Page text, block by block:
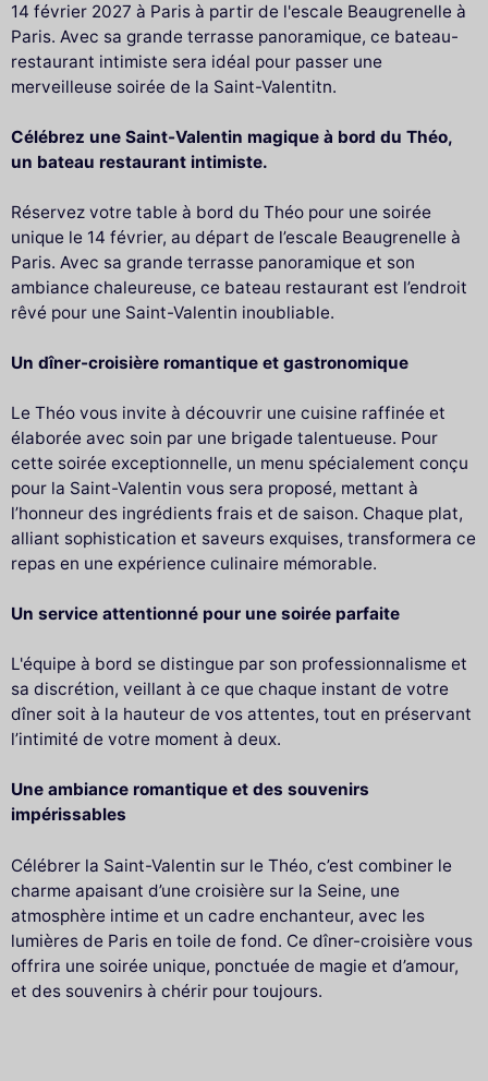
14 février 2027 à Paris à partir de l'escale Beaugrenelle à
Paris. Avec sa grande terrasse panoramique, ce bateau-
restaurant intimiste sera idéal pour passer une
merveilleuse soirée de la Saint-Valentitn.
Célébrez une Saint-Valentin magique à bord du Théo,
un bateau restaurant intimiste.
Réservez votre table à bord du Théo pour une soirée
unique le 14 février, au départ de l’escale Beaugrenelle à
Paris. Avec sa grande terrasse panoramique et son
ambiance chaleureuse, ce bateau restaurant est l’endroit
rêvé pour une Saint-Valentin inoubliable.
Un dîner-croisière romantique et gastronomique
Le Théo vous invite à découvrir une cuisine raffinée et
élaborée avec soin par une brigade talentueuse. Pour
cette soirée exceptionnelle, un menu spécialement conçu
pour la Saint-Valentin vous sera proposé, mettant à
l’honneur des ingrédients frais et de saison. Chaque plat,
alliant sophistication et saveurs exquises, transformera ce
repas en une expérience culinaire mémorable.
Un service attentionné pour une soirée parfaite
L'équipe à bord se distingue par son professionnalisme et
sa discrétion, veillant à ce que chaque instant de votre
dîner soit à la hauteur de vos attentes, tout en préservant
l’intimité de votre moment à deux.
Une ambiance romantique et des souvenirs
impérissables
Célébrer la Saint-Valentin sur le Théo, c’est combiner le
charme apaisant d’une croisière sur la Seine, une
atmosphère intime et un cadre enchanteur, avec les
lumières de Paris en toile de fond. Ce dîner-croisière vous
offrira une soirée unique, ponctuée de magie et d’amour,
et des souvenirs à chérir pour toujours.